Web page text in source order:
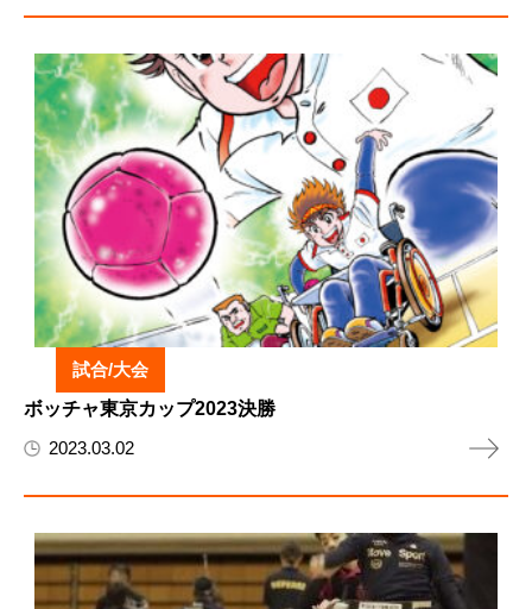
試合/大会
ボッチャ東京カップ2023決勝
2023.03.02